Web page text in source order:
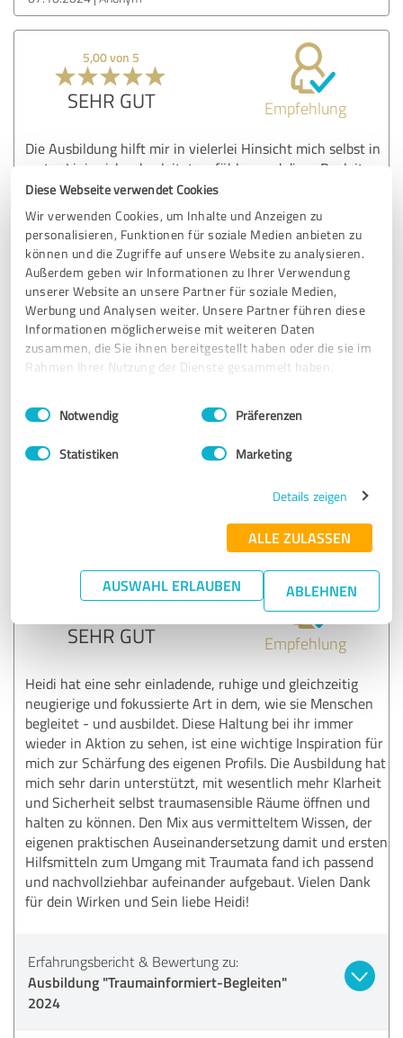
Diese Webseite verwendet Cookies
Wir verwenden Cookies, um Inhalte und Anzeigen zu
personalisieren, Funktionen für soziale Medien anbieten zu
können und die Zugriffe auf unsere Website zu analysieren.
Außerdem geben wir Informationen zu Ihrer Verwendung
unserer Website an unsere Partner für soziale Medien,
Werbung und Analysen weiter. Unsere Partner führen diese
Informationen möglicherweise mit weiteren Daten
zusammen, die Sie ihnen bereitgestellt haben oder die sie im
Rahmen Ihrer Nutzung der Dienste gesammelt haben.
Impressum Datenschutzbestimmungen
Einwilligungsauswahl
Notwendig Präferenzen
Statistiken Marketing
Details zeigen
ALLE ZULASSEN
AUSWAHL ERLAUBEN ABLEHNEN
5,00 von 5
SEHR GUT Empfehlung
Die Ausbildung hilft mir in vielerlei Hinsicht mich selbst in
erster Linie sicher begleitet zu fühlen und diese Begleitung
sowohl an Menschen in meiner Umgebung als auch
zukünftigen Klienten anbieten zu können. Besonders
bereichernd war für mich nicht nur die Wissensvermittlung
über Trauma, Traumafolgen und Umgang mit Trauma,
welches ich in der Ausbildung praktisch sowie verständlich
erfahren konnte. Vor allem auch der enge vertraute
Austausch, der sich in der Gruppe entwickelt hat und die
1:1 Begleitung durch Couchingsitzungen und Supervision
waren für mich in der Jahresausbildung unbeschreiblich
wertvoll und bereichernd. Ich bin sehr dankbar, dass es
Erfahrungsbericht & Bewertung zu:
Ausbildung "Traumainformiert-Begleiten"
4,78 von 5
SEHR GUT Empfehlung
Heidi hat eine sehr einladende, ruhige und gleichzeitig
neugierige und fokussierte Art in dem, wie sie Menschen
begleitet - und ausbildet. Diese Haltung bei ihr immer
wieder in Aktion zu sehen, ist eine wichtige Inspiration für
mich zur Schärfung des eigenen Profils. Die Ausbildung hat
mich sehr darin unterstützt, mit wesentlich mehr Klarheit
und Sicherheit selbst traumasensible Räume öffnen und
halten zu können. Den Mix aus vermitteltem Wissen, der
eigenen praktischen Auseinandersetzung damit und ersten
Hilfsmitteln zum Umgang mit Traumata fand ich passend
und nachvollziehbar aufeinander aufgebaut. Vielen Dank
für dein Wirken und Sein liebe Heidi!
Erfahrungsbericht & Bewertung zu:
Ausbildung "Traumainformiert-Begleiten"
2024